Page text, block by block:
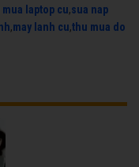
laptop cu,sua nap
,may lanh cu,thu mua do